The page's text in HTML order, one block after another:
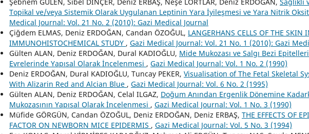
Topikal ve/veya Sistemik Olarak Uygulanan Leptinin Yara İyileşmesi ve Yara Nitrik
Medical Journal: Vol. 21 No. 2 (2010): Gazi Medical Journal
Çiğdem ELMAS, Deniz ERDOĞAN, Candan ÖZOĞUL, LANGERHANS CELLS OF THE
IMMUNOHISTOCHEMICAL STUDY , Gazi Medical Journal: Vol. 21 No. 1 (2010): Gazi
Gülten ALAN, Deniz ERDOĞAN, Dural KADIOĞLU, Mide Mukozası ve Salgı Bezi
Evrelerinde Yapısal Olarak İncelenmesi , Gazi Medical Journal: Vol. 1 No. 2 (1990)
Deniz ERDOĞAN, Dural KADIOĞLU, Tuncay PEKER, Visualisation of The Fetal Skeletal
With Alizarin Red and Alcian Blue , Gazi Medical Journal: Vol. 6 No. 2 (1995)
Gülten ALAN, Deniz ERDOĞAN, Celal ILGAZ, Doğum Anından Ergenlik Dönemine
Mukozasının Yapısal Olarak İncelenmesi , Gazi Medical Journal: Vol. 1 No. 3 (1990)
Müfide GÖRGÜN, Candan ÖZOĞUL, Deniz ERDOĞAN, Deniz ERBAŞ, THE EFFECTS OF
FACTOR ON NEWBORN MICE EPIDERMIS , Gazi Medical Journal: Vol. 5 No. 3 (1994)